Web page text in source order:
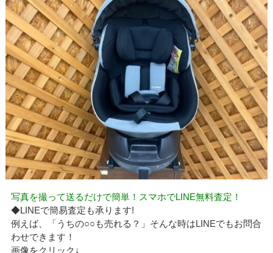
写真を撮って送るだけで簡単！スマホでLINE無料査定！
◆LINEで簡易査定も承ります!
例えば、「うちの○○も売れる？」そんな時はLINEでもお問合
わせできます！
画像をクリック↓